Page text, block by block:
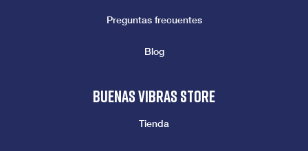
Preguntas frecuentes
Blog
Buenas vibras store
Tienda